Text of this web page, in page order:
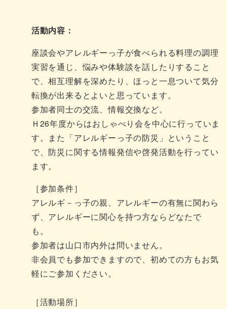
活動内容：
座談会やアレルギーっ子が食べられる料理の調理
実習を通じ、悩みや体験談を話したりすること
で、相互理解を深めたり、ほっと一息ついて気分
転換が出来るとよいと思っています。
参加者同士の交流、情報交換など。
Ｈ26年度からはおしゃべり会を中心に行っていま
す。また「アレルギーっ子の防災」ということ
で、防災に関する情報発信や啓発活動を行ってい
ます。
［参加条件］
アレルギ－っ子の親、アレルギーの有無に関わら
ず、アレルギーに関心を持つ方ならどなたで
も。
参加者は山口市内外は問いません。
非会員でも参加できますので、初めての方もお気
軽にご参加ください。
［活動場所］